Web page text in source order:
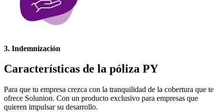
3. Indemnización
Características de la póliza PY
Para que tu empresa crezca con la tranquilidad de la cobertura que te
ofrece Solunion. Con un producto exclusivo para empresas que
quieren impulsar su desarrollo.